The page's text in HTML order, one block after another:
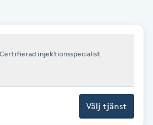
Certifierad injektionsspecialist
Välj tjänst